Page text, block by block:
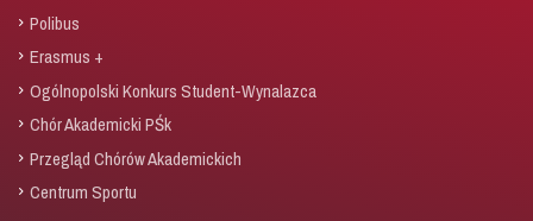
Polibus
Erasmus +
Ogólnopolski Konkurs Student-Wynalazca
Chór Akademicki PŚk
Przegląd Chórów Akademickich
Centrum Sportu